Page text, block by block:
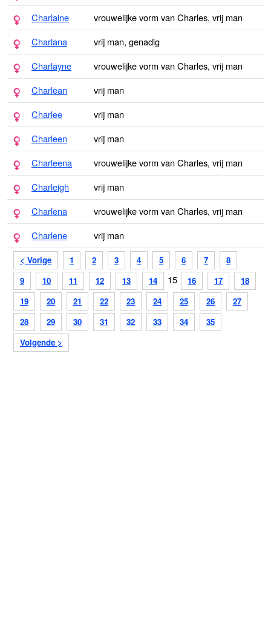
< Vorige 1 2 3 4 5 6 7
8
9
10 11 12 13 14 15 16 17
18
19
20 21 22 23 24 25 26
27
28
29 30 31 32 33 34
35
Volgende >
Charlaine
vrouwelijke vorm van Charles, vrij man
Charlana
vrij man, genadig
Charlayne
vrouwelijke vorm van Charles, vrij man
Charlean
vrij man
Charlee
vrij man
Charleen
vrij man
Charleena
vrouwelijke vorm van Charles, vrij man
Charleigh
vrij man
Charlena
vrouwelijke vorm van Charles, vrij man
Charlene
vrij man